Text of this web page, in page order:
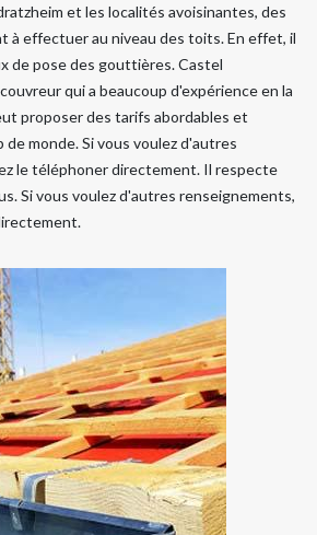
et les localités avoisinantes, des
à effectuer au niveau des toits. En effet, il
de pose des gouttières. Castel
qui a beaucoup d'expérience en la
proposer des tarifs abordables et
de monde. Si vous voulez d'autres
le téléphoner directement. Il respecte
Si vous voulez d'autres renseignements,